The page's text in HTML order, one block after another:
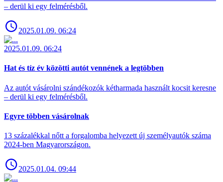
– derül ki egy felmérésből.
2025.01.09. 06:24
2025.01.09. 06:24
Hat és tíz év közötti autót vennének a legtöbben
Az autót vásárolni szándékozók kétharmada használt kocsit keresne
– derül ki egy felmérésből.
Egyre többen vásárolnak
13 százalékkal nőtt a forgalomba helyezett új személyautók száma
2024-ben Magyarországon.
2025.01.04. 09:44